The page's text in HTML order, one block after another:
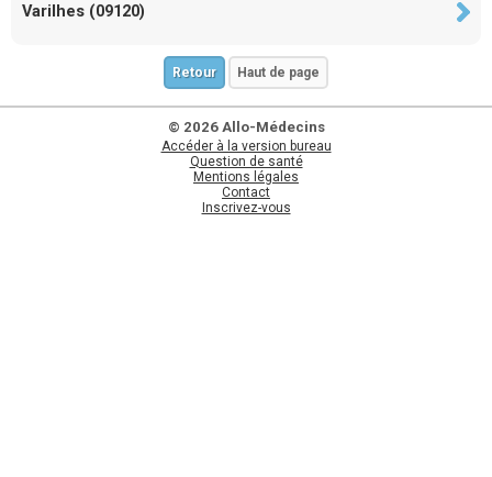
Varilhes (09120)
Retour Haut de page
© 2026 Allo-Médecins
Accéder à la version bureau
Question de santé
Mentions légales
Contact
Inscrivez-vous